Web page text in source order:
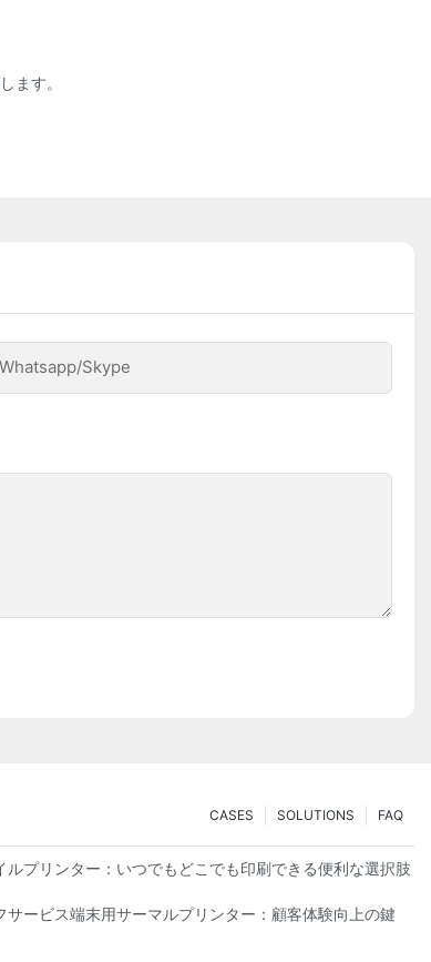
ます。
skype
FAQ
SOLUTIONS
CASES
ルプリンター：いつでもどこでも印刷できる便利な選択肢
サービス端末用サーマルプリンター：顧客体験向上の鍵